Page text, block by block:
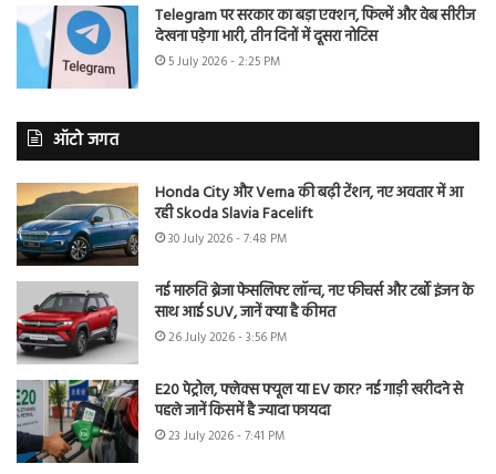
Telegram पर सरकार का बड़ा एक्शन, फिल्में और वेब सीरीज
देखना पड़ेगा भारी, तीन दिनों में दूसरा नोटिस
5 July 2026 - 2:25 PM
ऑटो जगत
Honda City और Verna की बढ़ी टेंशन, नए अवतार में आ
रही Skoda Slavia Facelift
30 July 2026 - 7:48 PM
नई मारुति ब्रेजा फेसलिफ्ट लॉन्च, नए फीचर्स और टर्बो इंजन के
साथ आई SUV, जानें क्या है कीमत
26 July 2026 - 3:56 PM
E20 पेट्रोल, फ्लेक्स फ्यूल या EV कार? नई गाड़ी खरीदने से
पहले जानें किसमें है ज्यादा फायदा
23 July 2026 - 7:41 PM